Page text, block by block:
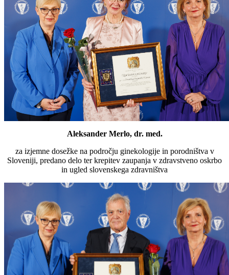
Aleksander Merlo, dr. med.
za izjemne dosežke na področju ginekologije in porodništva v
Sloveniji, predano delo ter krepitev zaupanja v zdravstveno oskrbo
in ugled slovenskega zdravništva